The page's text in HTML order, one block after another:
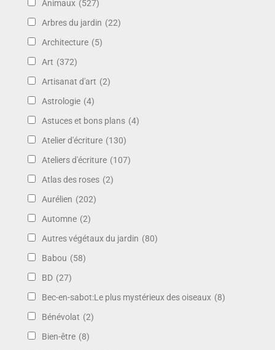
Animaux (527)
Arbres du jardin (22)
Architecture (5)
Art (372)
Artisanat d'art (2)
Astrologie (4)
Astuces et bons plans (4)
Atelier d'écriture (130)
Ateliers d'écriture (107)
Atlas des roses (2)
Aurélien (202)
Automne (2)
Autres végétaux du jardin (80)
Babou (58)
BD (27)
Bec-en-sabot:Le plus mystérieux des oiseaux (8)
Bénévolat (2)
Bien-être (8)